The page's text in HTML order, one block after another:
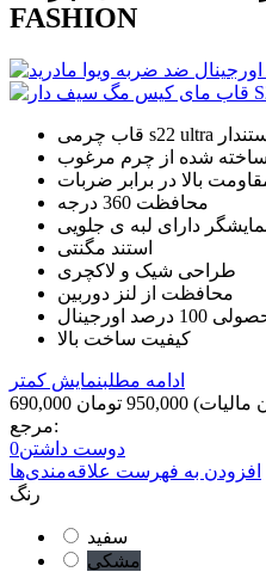
FASHION
ساخته شده از چرم مرغوب
بالا در برابر ضربات
محافظت 360 درجه
دارای لبه ی جلویی
استند مگنتی
طراحی شیک و لاکچری
محافظت از لنز دوربین
100 درصد اورجینال
کیفیت ساخت بالا
ادامه مطلبنمایش کمتر
مالیات) 950,000 تومان
مرجع:
دوست داشتن0
افزودن به فهرست علاقه‌مندی‌ها
رنگ
سفید
مشکی